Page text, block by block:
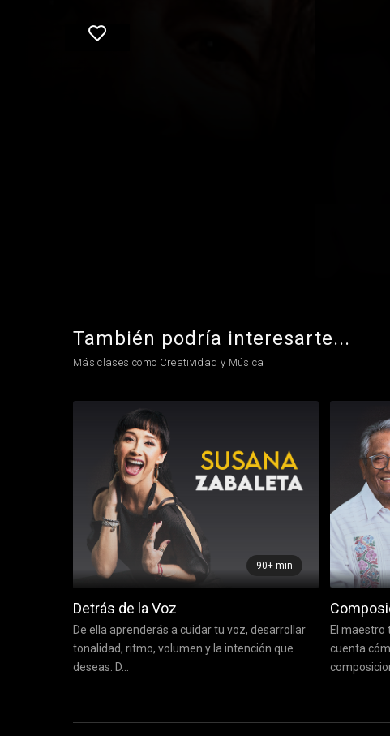
También podría interesarte...
Más clases como Creatividad y Música
90+ min
Detrás de la Voz
De ella aprenderás a cuidar tu voz, desarrollar
tonalidad, ritmo, volumen y la intención que
deseas. D...
El maestro
cuenta